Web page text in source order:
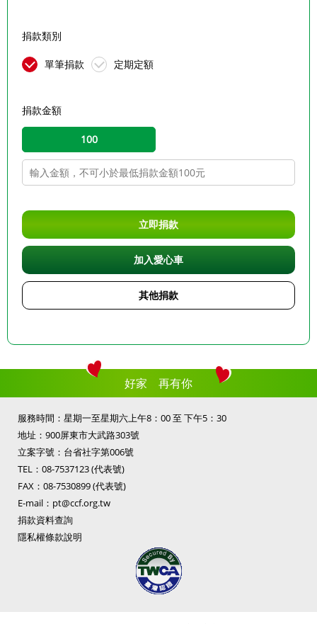
捐款類別
單筆捐款 定期定額
捐款金額
100
立即捐款
加入愛心車
其他捐款
好家 再有你
服務時間：星期一至星期六上午8：00 至 下午5：30
地址：900屏東市大武路303號
立案字號：台省社字第006號
TEL： 08-7537123(代表號)
FAX：08-7530899 (代表號)
E-mail： pt@ccf.org.tw
捐款資料查詢
隱私權條款說明